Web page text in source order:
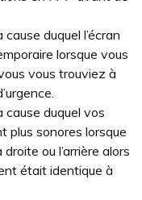
duquel l’écran
lorsque vous
vous trouviez à
cause duquel vos
plus sonores lorsque
ou l’arrière alors
était identique à